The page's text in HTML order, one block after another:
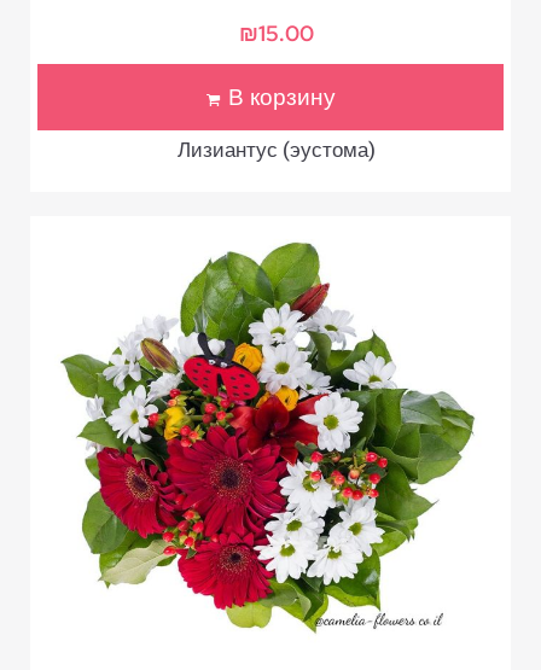
Лизиантус (эустома)
₪15.00
В корзину